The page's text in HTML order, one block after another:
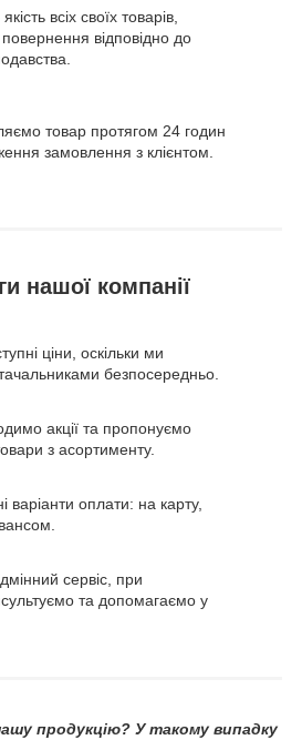
всіх своїх товарів,
відповідно до
товар протягом 24 годин
замовлення з клієнтом.
нашої компанії
ціни, оскільки ми
безпосередньо.
акції та пропонуємо
з асортименту.
варіанти оплати: на карту,
сервіс, при
та допомагаємо у
продукцію? У такому випадку